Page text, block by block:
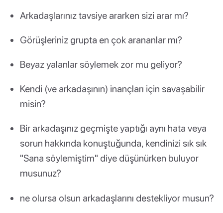
Arkadaşlarınız tavsiye ararken sizi arar mı?
Görüşleriniz grupta en çok arananlar mı?
Beyaz yalanlar söylemek zor mu geliyor?
Kendi (ve arkadaşının) inançları için savaşabilir
misin?
Bir arkadaşınız geçmişte yaptığı aynı hata veya
sorun hakkında konuştuğunda, kendinizi sık sık
"Sana söylemiştim" diye düşünürken buluyor
musunuz?
ne olursa olsun arkadaşlarını destekliyor musun?